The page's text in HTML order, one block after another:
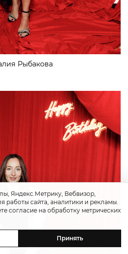
Рыбакова
Яндекс.Метрику, Вебвизор,
работы сайта, аналитики и рекламы.
согласие на обработку метрических
Принять